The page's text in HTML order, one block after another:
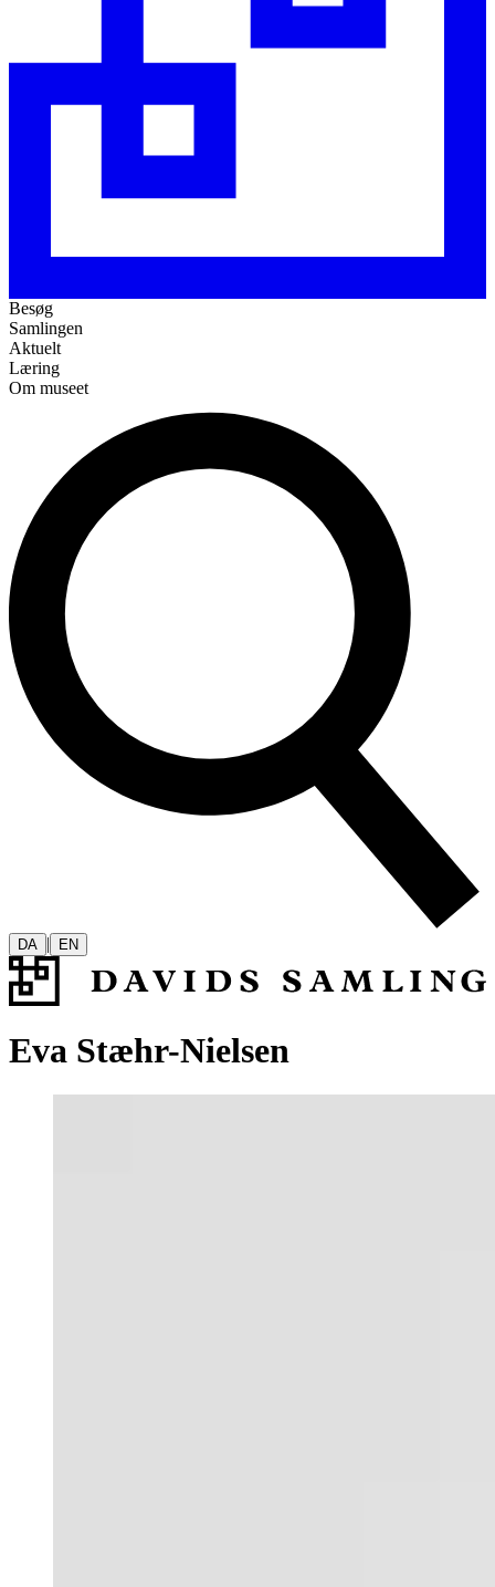
Besøg
Samlingen
Aktuelt
Læring
Om museet
DA | EN
Eva Stæhr-Nielsen